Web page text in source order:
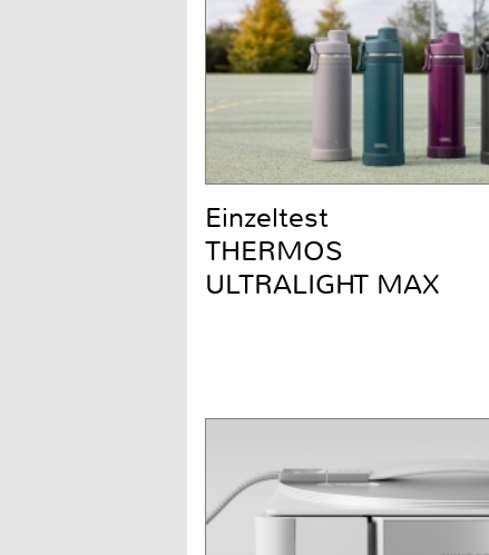
Einzeltest
THERMOS
ULTRALIGHT MAX